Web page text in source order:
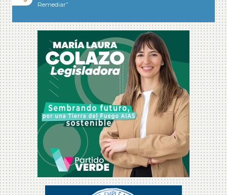
Remediar”